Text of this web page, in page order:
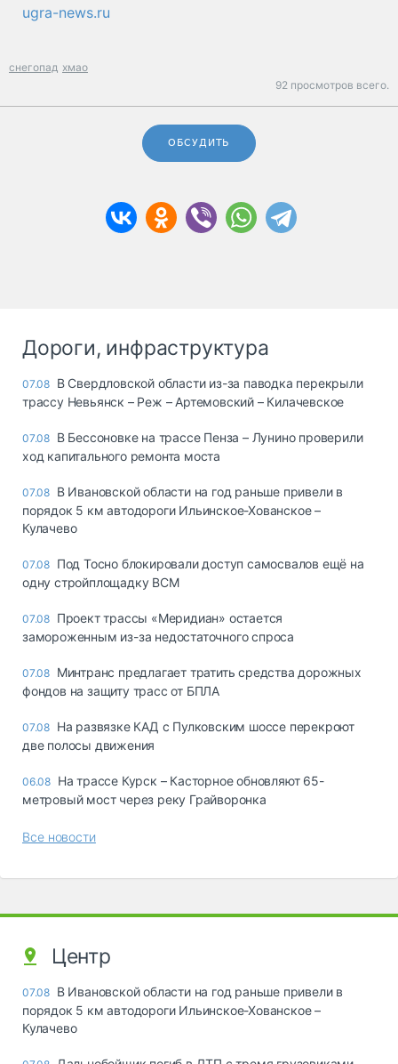
ugra-news.ru
снегопад хмао
92 просмотров всего.
ОБСУДИТЬ
Дороги, инфраструктура
07.08 В Свердловской области из-за паводка перекрыли
трассу Невьянск – Реж – Артемовский – Килачевское
07.08 В Бессоновке на трассе Пенза – Лунино проверили
ход капитального ремонта моста
07.08 В Ивановской области на год раньше привели в
порядок 5 км автодороги Ильинское-Хованское –
Кулачево
07.08 Под Тосно блокировали доступ самосвалов ещё на
одну стройплощадку ВСМ
07.08 Проект трассы «Меридиан» остается
замороженным из-за недостаточного спроса
07.08 Минтранс предлагает тратить средства дорожных
фондов на защиту трасс от БПЛА
07.08 На развязке КАД с Пулковским шоссе перекроют
две полосы движения
06.08 На трассе Курск – Касторное обновляют 65-
метровый мост через реку Грайворонка
Все новости
Центр
07.08 В Ивановской области на год раньше привели в
порядок 5 км автодороги Ильинское-Хованское –
Кулачево